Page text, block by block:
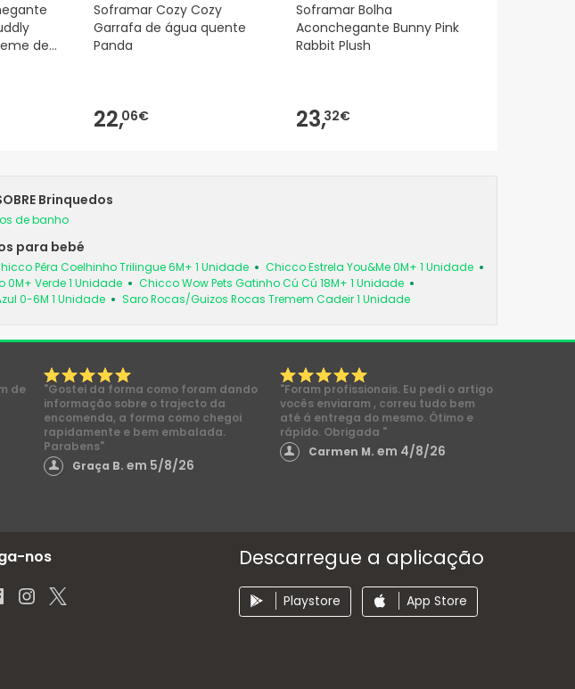
de
Soframar Cozy Cozy
Garrafa de água quente
Panda
22,06€
Soframar Bolha
Aconchegante Bunny Pink
Rabbit Plush
23,32€
Brinquedos
de banho
para bebé
Pêra Coelhinho Trilingue 6M+ 1 Unidade
Chicco Estrela You&Me 0M+ 1 Unidade
0M+ Verde 1 Unidade
Chicco Wow Pets Gatinho Cú Cú 18M+ 1 Unidade
0-6M 1 Unidade Saro Rocas/Guizos Rocas Tremem Cadeir 1 Unidade
de
"Gostei da forma como foram dando
informação sobre o trajecto da
encomenda, a forma como chegoi
rapidamente e bem embalada.
Parabens"
Graça B.em 5/8/26
"Foram profissionais. Eu pedi o artigo
vocês enviaram , correu tudo bem
até á entrega do mesmo. Ótimo e
rápido. Obrigada "
Carmen M. em 4/8/26
nos Descarregue a aplicação
Playstore App Store